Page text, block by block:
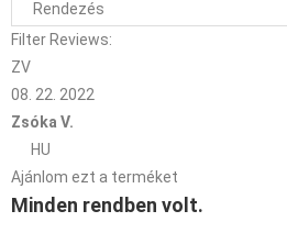
Filter Reviews:
ZV
08. 22. 2022
Zsóka V.
HU
Ajánlom ezt a terméket
Minden rendben volt.